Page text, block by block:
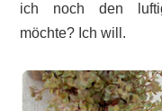
ich noch den
möchte? Ich will.